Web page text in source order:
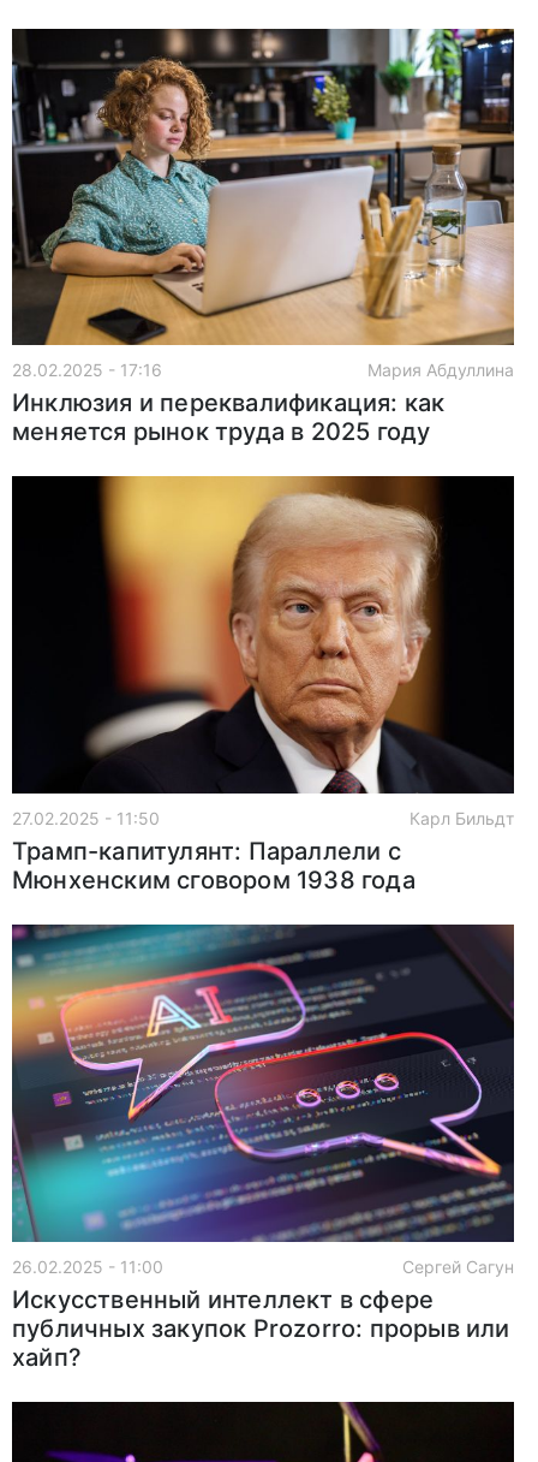
28.02.2025 - 17:16 Мария Абдуллина
Инклюзия и переквалификация: как
меняется рынок труда в 2025 году
27.02.2025 - 11:50 Карл Бильдт
Трамп-капитулянт: Параллели с
Мюнхенским сговором 1938 года
26.02.2025 - 11:00 Сергей Сагун
Искусственный интеллект в сфере
публичных закупок Prozorro: прорыв или
хайп?